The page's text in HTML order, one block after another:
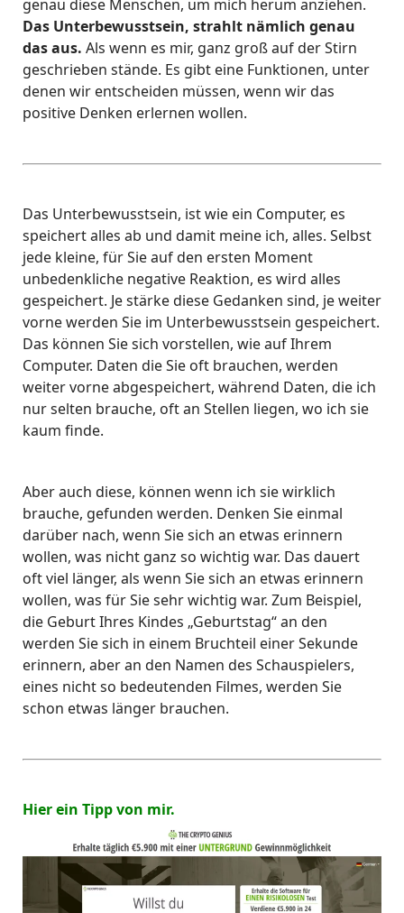
genau diese Menschen, um mich herum anziehen.
Das Unterbewusstsein, strahlt nämlich genau
das aus. Als wenn es mir, ganz groß auf der Stirn
geschrieben stände. Es gibt eine Funktionen, unter
denen wir entscheiden müssen, wenn wir das
positive Denken erlernen wollen.
Das Unterbewusstsein, ist wie ein Computer, es
speichert alles ab und damit meine ich, alles. Selbst
jede kleine, für Sie auf den ersten Moment
unbedenkliche negative Reaktion, es wird alles
gespeichert. Je stärke diese Gedanken sind, je weiter
vorne werden Sie im Unterbewusstsein gespeichert.
Das können Sie sich vorstellen, wie auf Ihrem
Computer. Daten die Sie oft brauchen, werden
weiter vorne abgespeichert, während Daten, die ich
nur selten brauche, oft an Stellen liegen, wo ich sie
kaum finde.
Aber auch diese, können wenn ich sie wirklich
brauche, gefunden werden. Denken Sie einmal
darüber nach, wenn Sie sich an etwas erinnern
wollen, was nicht ganz so wichtig war. Das dauert
oft viel länger, als wenn Sie sich an etwas erinnern
wollen, was für Sie sehr wichtig war. Zum Beispiel,
die Geburt Ihres Kindes „Geburtstag“ an den
werden Sie sich in einem Bruchteil einer Sekunde
erinnern, aber an den Namen des Schauspielers,
eines nicht so bedeutenden Filmes, werden Sie
schon etwas länger brauchen.
Hier ein Tipp von mir.